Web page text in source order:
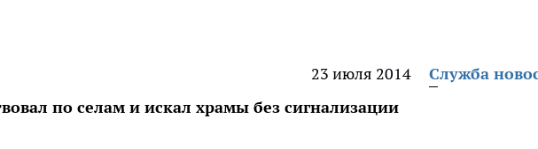
23 июля 2014
Служба
по селам и искал храмы без сигнализации